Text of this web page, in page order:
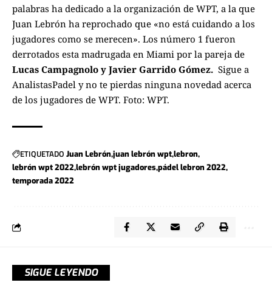
palabras ha dedicado a la organización de WPT, a la que
Juan Lebrón ha reprochado que «no está cuidando a los
jugadores como se merecen». Los número 1 fueron
derrotados esta madrugada en Miami por la pareja de
Lucas Campagnolo y Javier Garrido Gómez. Sigue a
AnalistasPadel y no te pierdas ninguna novedad acerca
de los jugadores de WPT. Foto: WPT.
ETIQUETADO Juan Lebrónjuan lebrón wptlebron
lebrón wpt 2022lebrón wpt jugadorespádel lebron 2022
temporada 2022
SIGUE LEYENDO